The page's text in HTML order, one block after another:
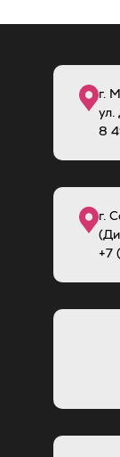
г.
8
г.
+7